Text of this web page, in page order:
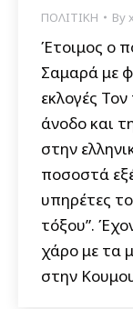
ΠΟΛΙΤΙΚΗ By
Έτοιμος ο
Σαμαρά με
εκλογές
άνοδο και
στην
ποσοστά
υπηρέτες
τόξου”.
χάρο με τα
στην